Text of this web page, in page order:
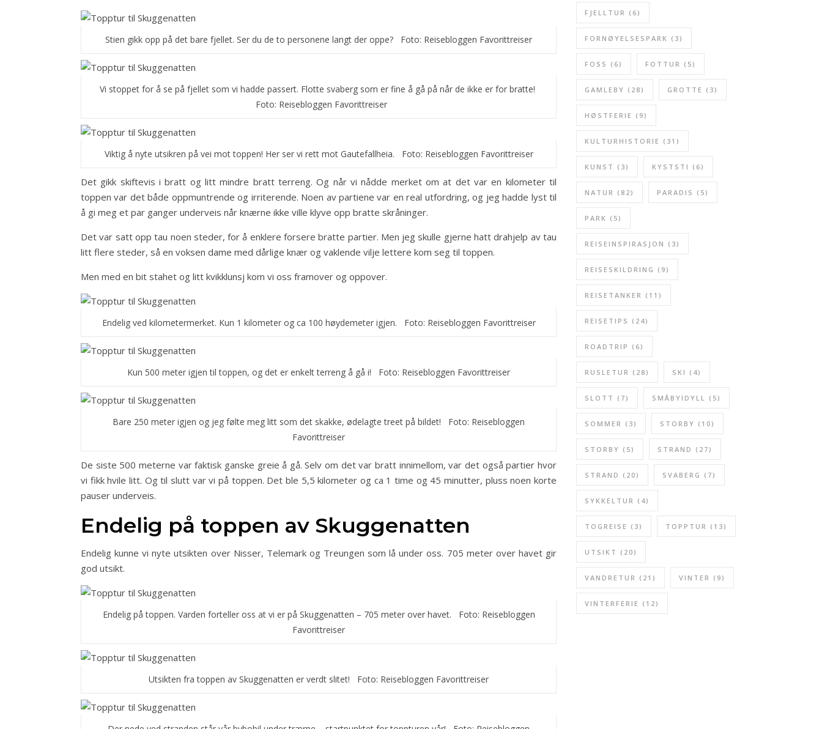
Stien gikk opp på det bare fjellet. Ser du de to personene langt der oppe? Foto: Reisebloggen Favorittreiser
Vi stoppet for å se på fjellet som vi hadde passert. Flotte svaberg som er fine å gå på når de ikke er for bratte!
Foto: Reisebloggen Favorittreiser
Viktig å nyte utsikren på vei mot toppen! Her ser vi rett mot Gautefallheia. Foto: Reisebloggen Favorittreiser
Det gikk skiftevis i bratt og litt mindre bratt terreng. Og når vi nådde merket om at det var en kilometer til
toppen var det både oppmuntrende og irriterende. Noen av partiene var en real utfordring, og jeg hadde lyst til
å gi meg et par ganger underveis når knærne ikke ville klyve opp bratte skråninger.
Det var satt opp tau noen steder, for å enklere forsere bratte partier. Men jeg skulle gjerne hatt drahjelp av tau
litt flere steder, så en voksen dame med dårlige knær og vaklende vilje lettere kom seg til toppen.
Men med en bit stahet og litt kvikklunsj kom vi oss framover og oppover.
Endelig ved kilometermerket. Kun 1 kilometer og ca 100 høydemeter igjen. Foto: Reisebloggen Favorittreiser
Kun 500 meter igjen til toppen, og det er enkelt terreng å gå i! Foto: Reisebloggen Favorittreiser
Bare 250 meter igjen og jeg følte meg litt som det skakke, ødelagte treet på bildet! Foto: Reisebloggen
Favorittreiser
De siste 500 meterne var faktisk ganske greie å gå. Selv om det var bratt innimellom, var det også partier hvor
vi fikk hvile litt. Og til slutt var vi på toppen. Det ble 5,5 kilometer og ca 1 time og 45 minutter, pluss noen korte
pauser underveis.
Endelig på toppen av Skuggenatten
Endelig kunne vi nyte utsikten over Nisser, Telemark og Treungen som lå under oss. 705 meter over havet gir
god utsikt.
Endelig på toppen. Varden forteller oss at vi er på Skuggenatten – 705 meter over havet. Foto: Reisebloggen
Favorittreiser
Utsikten fra toppen av Skuggenatten er verdt slitet! Foto: Reisebloggen Favorittreiser
FJELLTUR (6)
FORNØYELSESPARK (3)
FOSS (6) FOTTUR (5)
GAMLEBY (28) GROTTE (3)
HØSTFERIE (9)
KULTURHISTORIE (31)
KUNST (3) KYSTSTI (6)
NATUR (82) PARADIS (5)
PARK (5)
REISEINSPIRASJON (3)
REISESKILDRING (9)
REISETANKER (11)
REISETIPS (24)
ROADTRIP (6)
RUSLETUR (28) SKI (4)
SLOTT (7) SMÅBYIDYLL (5)
SOMMER (3) STORBY (10)
STORBY (5) STRAND (27)
STRAND (20) SVABERG (7)
SYKKELTUR (4)
TOGREISE (3) TOPPTUR (13)
UTSIKT (20)
VANDRETUR (21) VINTER (9)
VINTERFERIE (12)